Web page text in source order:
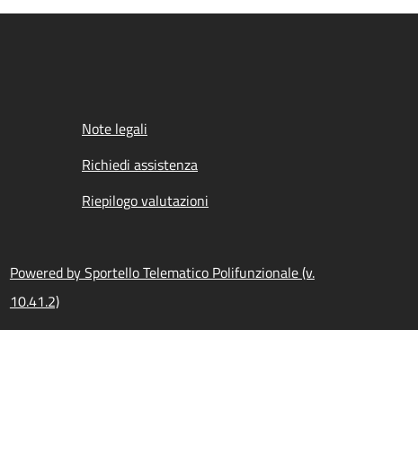
Note legali
Richiedi assistenza
Riepilogo valutazioni
Powered by Sportello Telematico Polifunzionale (v.
10.41.2)